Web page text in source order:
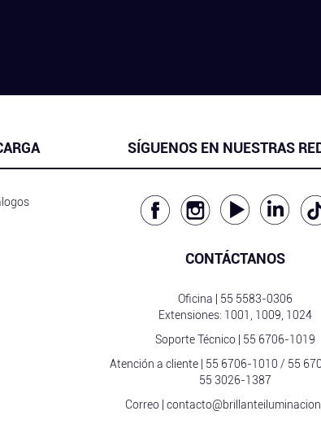
SÍGUENOS EN NUESTRAS
CONTÁCTANOS
Oficina | 55 5583-0306
Extensiones: 1001, 1009, 1024
Soporte Técnico | 55 6706-1019
Atención a cliente | 55 6706-1010 / 55
55 3026-1387
Correo |